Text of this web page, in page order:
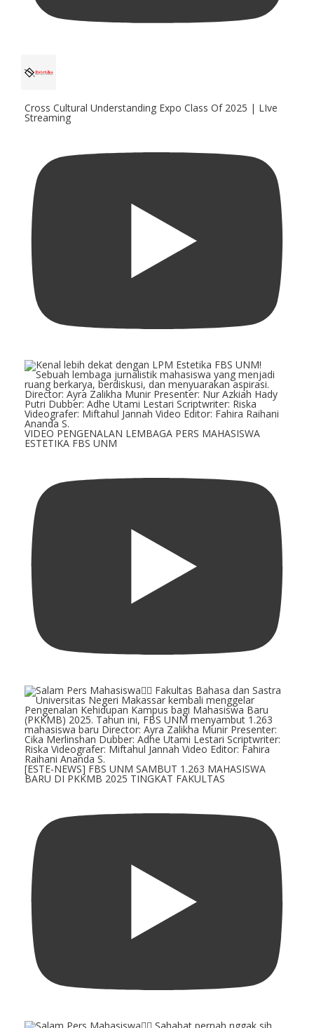
Cross Cultural Understanding Expo Class Of 2025 | LIve
Streaming
VIDEO PENGENALAN LEMBAGA PERS MAHASISWA
ESTETIKA FBS UNM
[ESTE-NEWS] FBS UNM SAMBUT 1.263 MAHASISWA
BARU DI PKKMB 2025 TINGKAT FAKULTAS